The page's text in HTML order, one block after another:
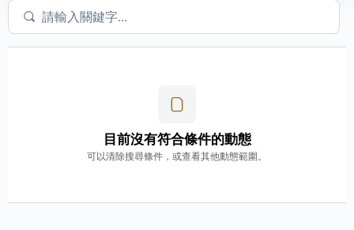
目前沒有符合條件的動態
可以清除搜尋條件，或查看其他動態範圍。